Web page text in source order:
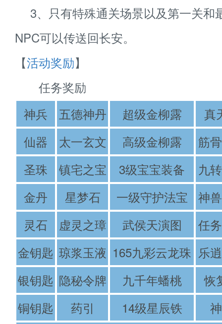
3、只有特殊通关场景以及第一关和
NPC可以传送回长安。
【活动奖励】
任务奖励
神兵
五德神丹 超级金柳露
真
仙器
太一玄文 高级金柳露
筋
圣珠
镇宅之宝 3级宝宝装备
九
金丹
星梦石 一级守护法宝
神
灵石
虚灵之璋 武侯天演图
任
金钥匙 琼浆玉液 165九彩云龙珠 乐
银钥匙 隐秘令牌 九千年蟠桃
恢
铜钥匙
药引 14级星辰铁